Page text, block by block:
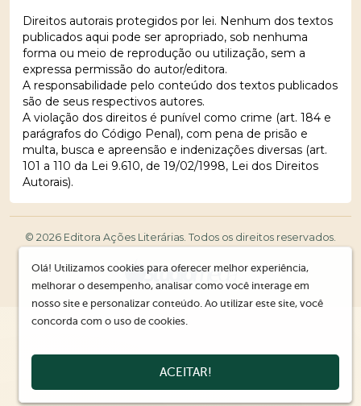
Direitos autorais protegidos por lei. Nenhum dos textos
publicados aqui pode ser apropriado, sob nenhuma
forma ou meio de reprodução ou utilização, sem a
expressa permissão do autor/editora.
A responsabilidade pelo conteúdo dos textos publicados
são de seus respectivos autores.
A violação dos direitos é punível como crime (art. 184 e
parágrafos do Código Penal), com pena de prisão e
multa, busca e apreensão e indenizações diversas (art.
101 a 110 da Lei 9.610, de 19/02/1998, Lei dos Direitos
Autorais).
© 2026 Editora Ações Literárias. Todos os direitos reservados.
Olá! Utilizamos cookies para oferecer melhor experiência,
melhorar o desempenho, analisar como você interage em
nosso site e personalizar conteúdo. Ao utilizar este site, você
concorda com o uso de cookies.
ACEITAR!